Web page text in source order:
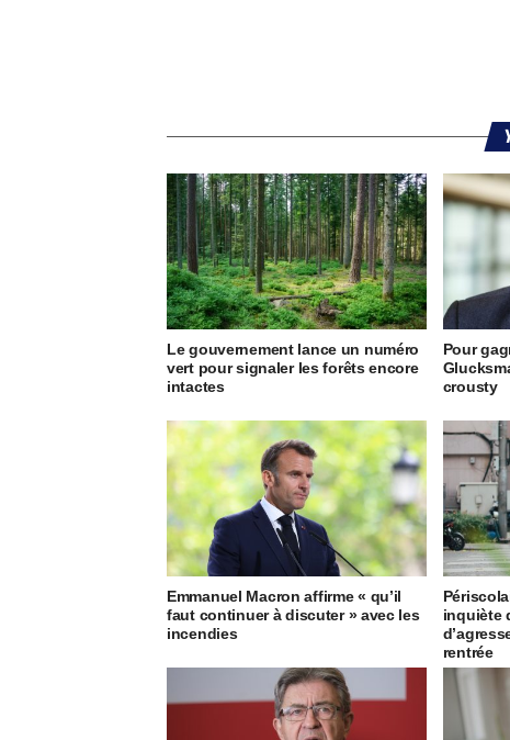
Le gouvernement lance un numéro
vert pour signaler les forêts encore
intactes
Pour
crousty
Emmanuel Macron affirme « qu’il
faut continuer à discuter » avec les
incendies
inquiète
rentrée